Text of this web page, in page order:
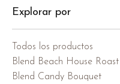
Explorar por
Todos los productos
Blend Beach House Roast
Blend Candy Bouquet